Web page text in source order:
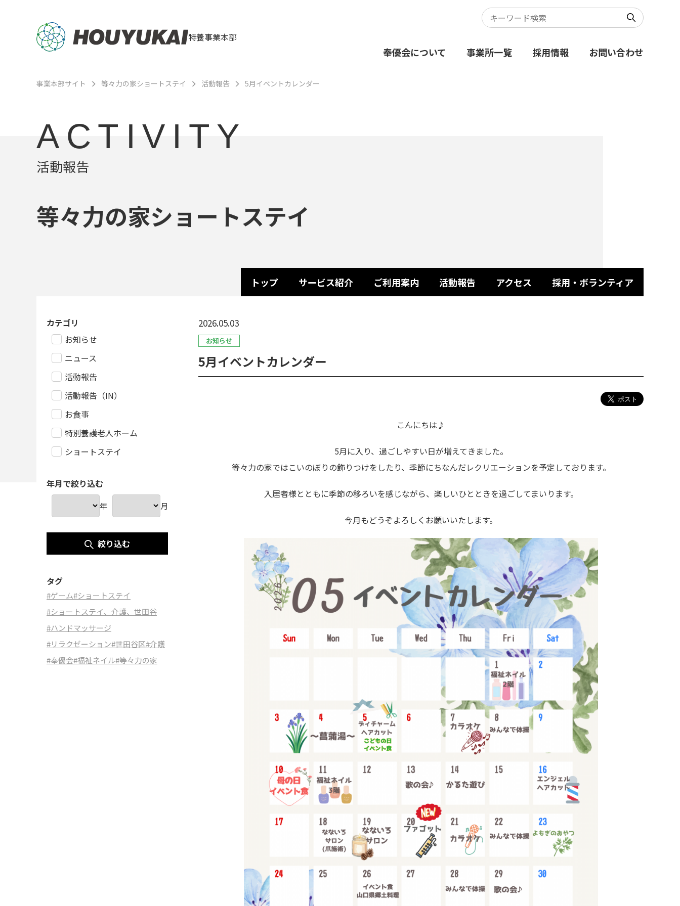
特養事業本部
奉優会について 事業所一覧 採用情報 お問い合わせ
事業本部サイト 等々力の家ショートステイ 活動報告 5月イベントカレンダー
ACTIVITY
活動報告
等々力の家ショートステイ
トップ サービス紹介 ご利用案内 活動報告 アクセス 採用・ボランティア
2026.05.03
お知らせ
5月イベントカレンダー
こんにちは♪
5月に入り、過ごしやすい日が増えてきました。
等々力の家ではこいのぼりの飾りつけをしたり、季節にちなんだレクリエーションを予定しております。
入居者様とともに季節の移ろいを感じながら、楽しいひとときを過ごしてまいります。
今月もどうぞよろしくお願いいたします。
カテゴリ
お知らせ
ニュース
活動報告
活動報告（IN）
お食事
特別養護老人ホーム
ショートステイ
年月で絞り込む
年 月
絞り込む
タグ
#ゲーム#ショートステイ
#ショートステイ、介護、世田谷
#ハンドマッサージ
#リラクゼーション#世田谷区#介護
#奉優会#福祉ネイル#等々力の家